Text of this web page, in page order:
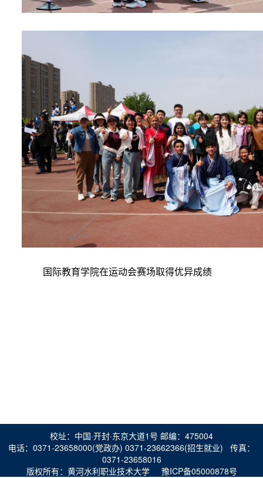
国际教育学院在运动会赛场取得优异成绩
校址：中国·开封·东京大道1号 邮编：475004
电话：0371-23658000(党政办) 0371-23662366(招生就业) 传真：
0371-23658016
版权所有：黄河水利职业技术大学 豫ICP备05000878号